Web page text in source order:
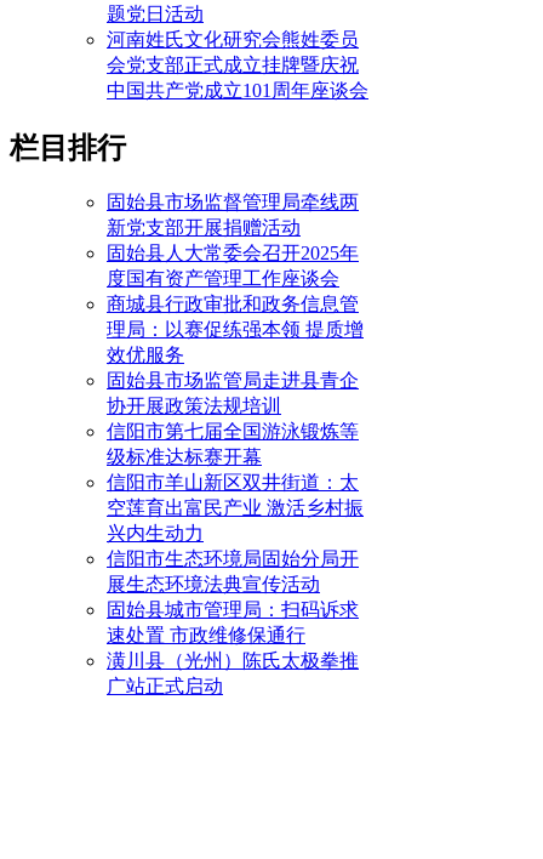
题党日活动
河南姓氏文化研究会熊姓委员
会党支部正式成立挂牌暨庆祝
中国共产党成立101周年座谈会
栏目排行
固始县市场监督管理局牵线两
新党支部开展捐赠活动
固始县人大常委会召开2025年
度国有资产管理工作座谈会
商城县行政审批和政务信息管
理局：以赛促练强本领 提质增
效优服务
固始县市场监管局走进县青企
协开展政策法规培训
信阳市第七届全国游泳锻炼等
级标准达标赛开幕
信阳市羊山新区双井街道：太
空莲育出富民产业 激活乡村振
兴内生动力
信阳市生态环境局固始分局开
展生态环境法典宣传活动
固始县城市管理局：扫码诉求
速处置 市政维修保通行
潢川县（光州）陈氏太极拳推
广站正式启动